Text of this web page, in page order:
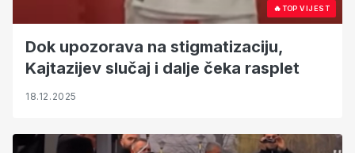
🔥TOP VIJEST
Dok upozorava na stigmatizaciju,
Kajtazijev slučaj i dalje čeka rasplet
18.12.2025